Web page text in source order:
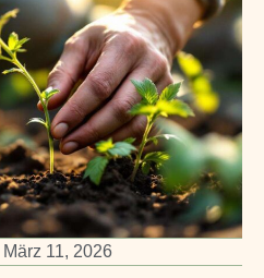
März 11, 2026